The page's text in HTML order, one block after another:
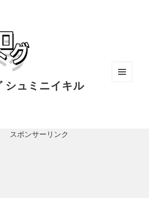
シュミニイキル
スポンサーリンク